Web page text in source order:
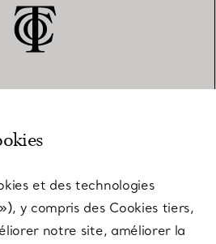
et des technologies
y compris des Cookies tiers,
notre site, améliorer la